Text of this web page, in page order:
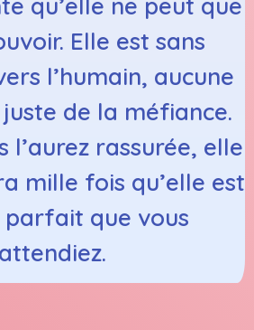
Elle est sans
l’humain, aucune
de la méfiance.
l’aurez rassurée, elle
mille fois qu’elle est
parfait que vous
attendiez.